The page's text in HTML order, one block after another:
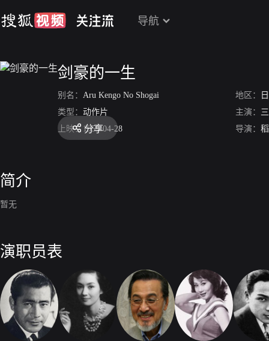
导航
剑豪的一生
别名： Aru Kengo No Shogai 地区：
类型： 动作片 主演：
上映： 1959-04-28 导演：
分享
简介
暂无
演职员表